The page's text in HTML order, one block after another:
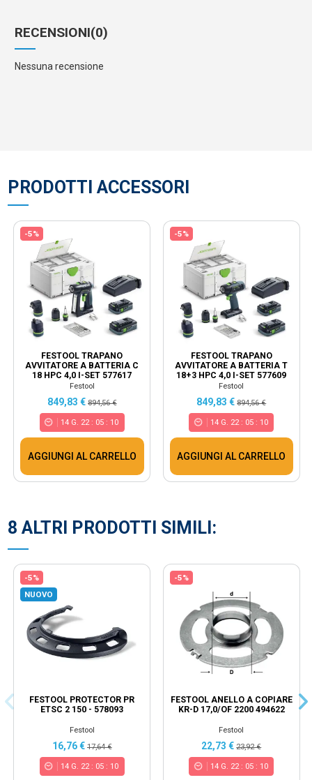
RECENSIONI(0)
Nessuna recensione
PRODOTTI ACCESSORI
-5%
FESTOOL TRAPANO
AVVITATORE A BATTERIA C
18 HPC 4,0 I-SET 577617
Festool
849,83 € 894,56 €
14 G. 22: 05 : 10
AGGIUNGI AL CARRELLO
-5%
FESTOOL TRAPANO
AVVITATORE A BATTERIA T
18+3 HPC 4,0 I-SET 577609
Festool
849,83 €894,56 €
14G. 22: 05: 10
AGGIUNGI AL CARRELLO
8 ALTRI PRODOTTI SIMILI:
-5%
NUOVO
FESTOOL PROTECTOR PR
ETSC 2 150 - 578093
Festool
16,76 € 17,64 €
14 G. 22: 05 : 10
-5%
FESTOOL ANELLO A COPIARE
KR-D 17,0/OF 2200 494622
Festool
22,73 €23,92 €
14G. 22: 05: 10